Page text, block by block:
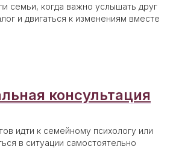
семьи, когда важно услышать друг
и двигаться к изменениям вместе
консультация
идти к семейному психологу или
в ситуации самостоятельно